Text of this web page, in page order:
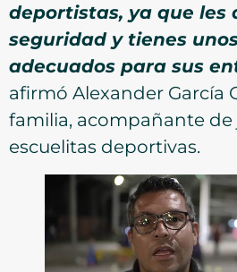
deportistas, ya que les
seguridad y tienes
adecuados para sus
afirmó Alexander García
familia, acompañante de
escuelitas deportivas.